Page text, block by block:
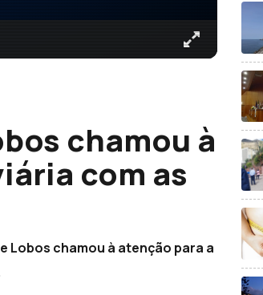
chamou à
com as
Lobos chamou à atenção para a